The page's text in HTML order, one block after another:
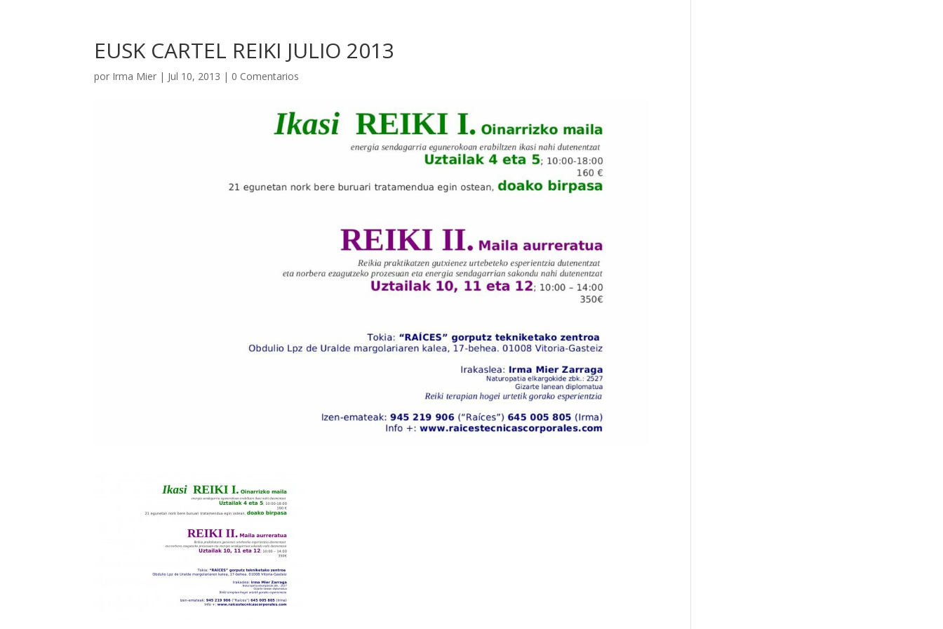
EUSK CARTEL REIKI JULIO 2013
por Irma Mier | Jul 10, 2013 | 0 Comentarios